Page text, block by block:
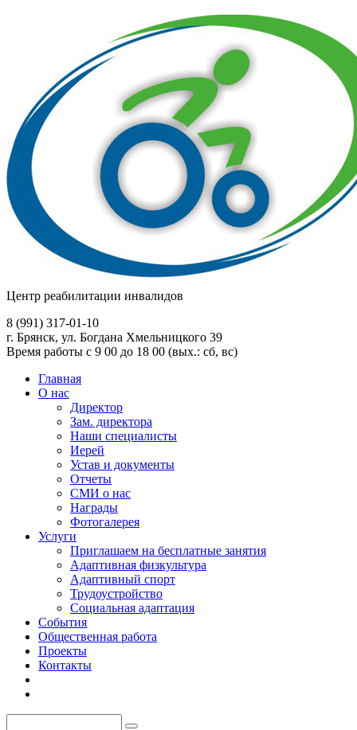
Центр реабилитации инвалидов
8 (991) 317-01-10
г. Брянск, ул. Богдана Хмельницкого 39
Время работы с 9 00 до 18 00 (вых.: сб, вс)
Главная
О нас
Директор
Зам. директора
Наши специалисты
Иерей
Устав и документы
Отчеты
СМИ о нас
Награды
Фотогалерея
Услуги
Приглашаем на бесплатные занятия
Адаптивная физкультура
Адаптивный спорт
Трудоустройство
Социальная адаптация
События
Общественная работа
Проекты
Контакты